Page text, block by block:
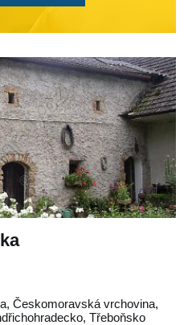
, Českomoravská vrchovina,
, Třeboňsko